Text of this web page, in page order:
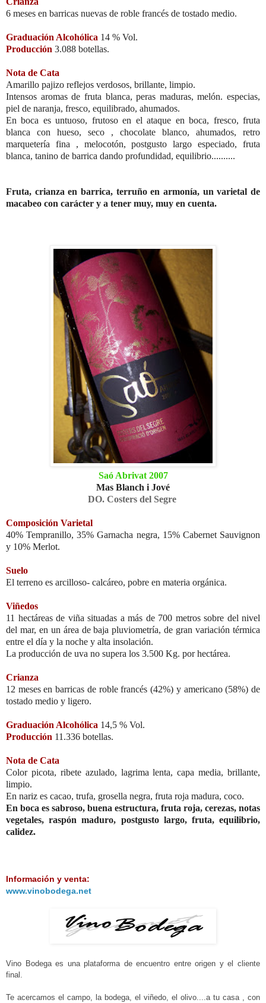
6 meses en barricas nuevas de roble francés de tostado medio.
Graduación Alcohólica 14 % Vol.
Producción 3.088 botellas.
Nota de Cata
Amarillo pajizo reflejos verdosos, brillante, limpio.
Intensos aromas de fruta blanca, peras maduras, melón. especias,
piel de naranja, fresco, equilibrado, ahumados.
En boca es untuoso, frutoso en el ataque en boca, fresco, fruta
blanca con hueso, seco , chocolate blanco, ahumados, retro
marquetería fina , melocotón, postgusto largo especiado, fruta
blanca, tanino de barrica dando profundidad, equilibrio..........
Fruta, crianza en barrica, terruño en armonía, un varietal de
macabeo con carácter y a tener muy, muy en cuenta.
Saó Abrivat 2007
Mas Blanch i Jové
DO. Costers del Segre
Composición Varietal
40% Tempranillo, 35% Garnacha negra, 15% Cabernet Sauvignon
y 10% Merlot.
Suelo
El terreno es arcilloso- calcáreo, pobre en materia orgánica.
Viñedos
11 hectáreas de viña situadas a más de 700 metros sobre del nivel
del mar, en un área de baja pluviometría, de gran variación térmica
entre el día y la noche y alta insolación.
La producción de uva no supera los 3.500 Kg. por hectárea.
Crianza
12 meses en barricas de roble francés (42%) y americano (58%) de
tostado medio y ligero.
Graduación Alcohólica 14,5 % Vol.
Producción 11.336 botellas.
Nota de Cata
Color picota, ribete azulado, lagrima lenta, capa media, brillante,
limpio.
En nariz es cacao, trufa, grosella negra, fruta roja madura, coco.
En boca es sabroso, buena estructura, fruta roja, cerezas, notas
vegetales, raspón maduro, postgusto largo, fruta, equilibrio,
calidez.
Información y venta:
www.vinobodega.net
Vino Bodega es una plataforma de encuentro entre origen y el cliente
final.
Te acercamos el campo, la bodega, el viñedo, el olivo....a tu casa , con